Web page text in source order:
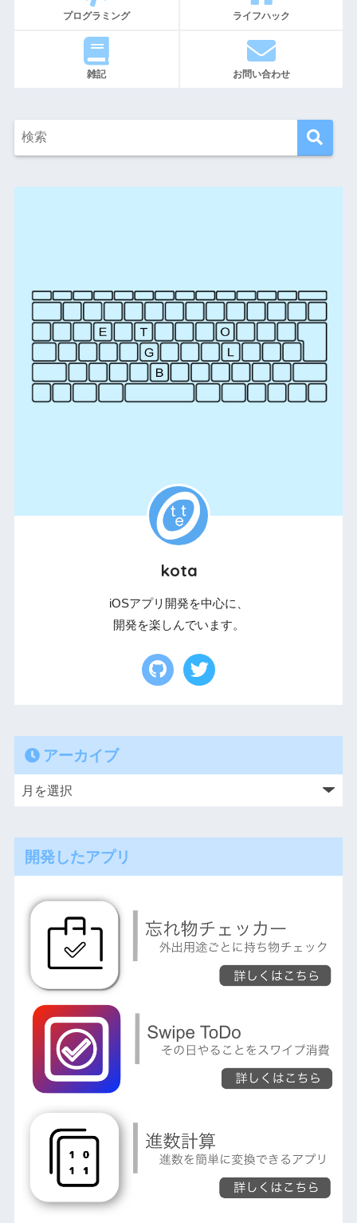
プログラミング ライフハック
雑記 お問い合わせ
kota
iOSアプリ開発を中心に、
開発を楽しんでいます。
アーカイブ
開発したアプリ